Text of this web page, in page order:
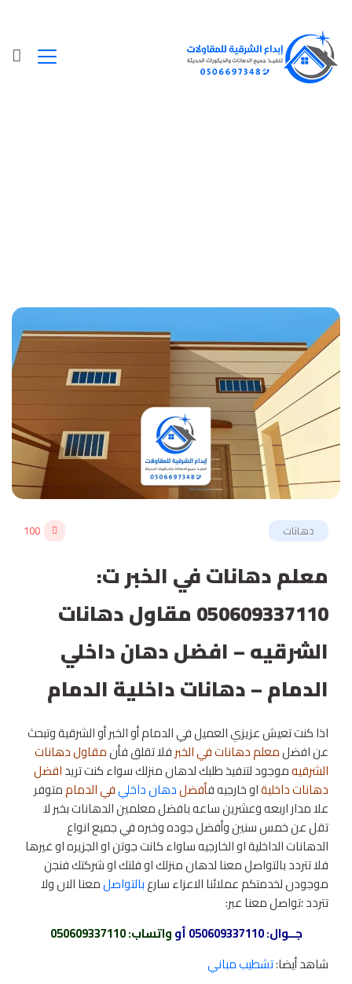
دهانات 100
معلم دهانات في الخبر ت:
050609337110 مقاول دهانات
الشرقيه – افضل دهان داخلي
الدمام – دهانات داخلية الدمام
اذا كنت تعيش عزيزي العميل في الدمام أو الخبر أو الشرقية وتبحث
عن افضلمعلم دهانات في الخبرفلا تقلق فأنمقاول دهانات
الشرقيهموجود لتنفيذ طلبك لدهان منزلك سواء كنت تريدافضل
دهانات داخليةاو خارجيه فأفضلدهان داخليفي الدماممتوفر
علا مدار اربعه وعشرين ساعه بافضل معلمين الدهانات بخبر لا
تقل عن خمس سنين وأفضل جوده وخبره في جميع انواع
الدهانات الداخلية او الخارجيه ساواء كانت جوتن او الجزيره او غيرها
فلا تتردد بالتواصل معنا لدهان منزلك او فلتك او شركتك فنجن
موجودن لخدمتكم عملائنا الاعزاء سارعبالتواصلمعنا الان ولا
تتردد ؛تواصل معنا عبر:
جــوال:050609337110 أوواتساب: 050609337110
شاهد أيضا:تشطيب مباني